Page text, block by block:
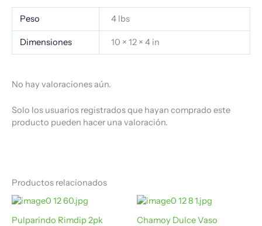
Peso 4 lbs
Dimensiones 10 × 12 × 4 in
No hay valoraciones aún.
Solo los usuarios registrados que hayan comprado este
producto pueden hacer una valoración.
Productos relacionados
Pulparindo Rimdip 2pk
Chamoy Dulce Vaso